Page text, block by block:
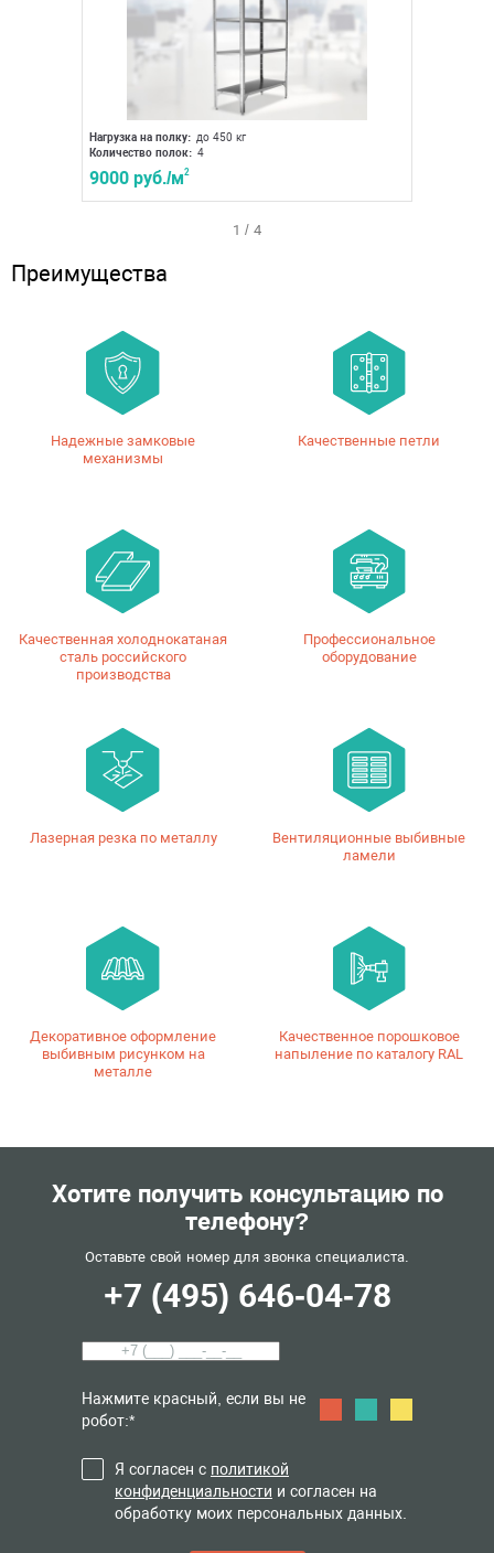
Нагрузка на полку: до 450 кг
Количество полок: 4
9000 руб./м2
1 / 4
Преимущества
Надежные замковые
механизмы
Качественные петли
Качественная холоднокатаная
сталь российского
производства
Профессиональное
оборудование
Лазерная резка по металлу
Вентиляционные выбивные
ламели
Декоративное оформление
выбивным рисунком на
металле
Качественное порошковое
напыление по каталогу RAL
Хотите получить консультацию по
телефону?
Оставьте свой номер для звонка специалиста.
+7 (495) 646-04-78
Нажмите красный, если вы не
робот:*
Я согласен с политикой
конфиденциальности и согласен на
обработку моих персональных данных.